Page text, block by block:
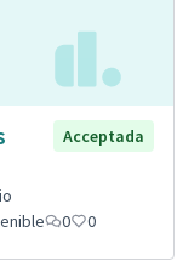
Acceptada
0 0